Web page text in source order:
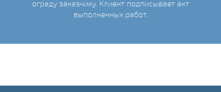
ограду заказчику. Клиент подписывает акт
выполненных работ.